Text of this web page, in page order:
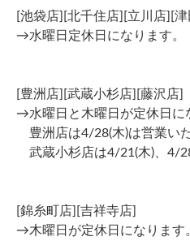
[池袋店][北千住店][立川店][
→水曜日定休日になります。
[豊洲店][武蔵小杉店][藤沢店]
→水曜日と木曜日が定休日に
豊洲店は4/28(木)は営業いた
武蔵小杉店は4/21(木)、4/
[錦糸町店][吉祥寺店]
→木曜日が定休日になります